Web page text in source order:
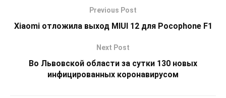
Previous Post
Xiaomi отложила выход MIUI 12 для Pocophone F1
Next Post
Во Львовской области за сутки 130 новых
инфицированных коронавирусом